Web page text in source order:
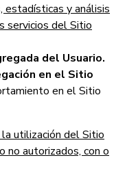
estadísticas y análisis
servicios del Sitio
del Usuario.
en el Sitio
en el Sitio
utilización del Sitio
no autorizados, con o